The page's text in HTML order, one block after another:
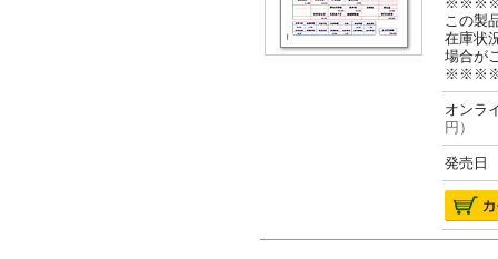
この製
在庫状
場合が
オン
円）
発売日